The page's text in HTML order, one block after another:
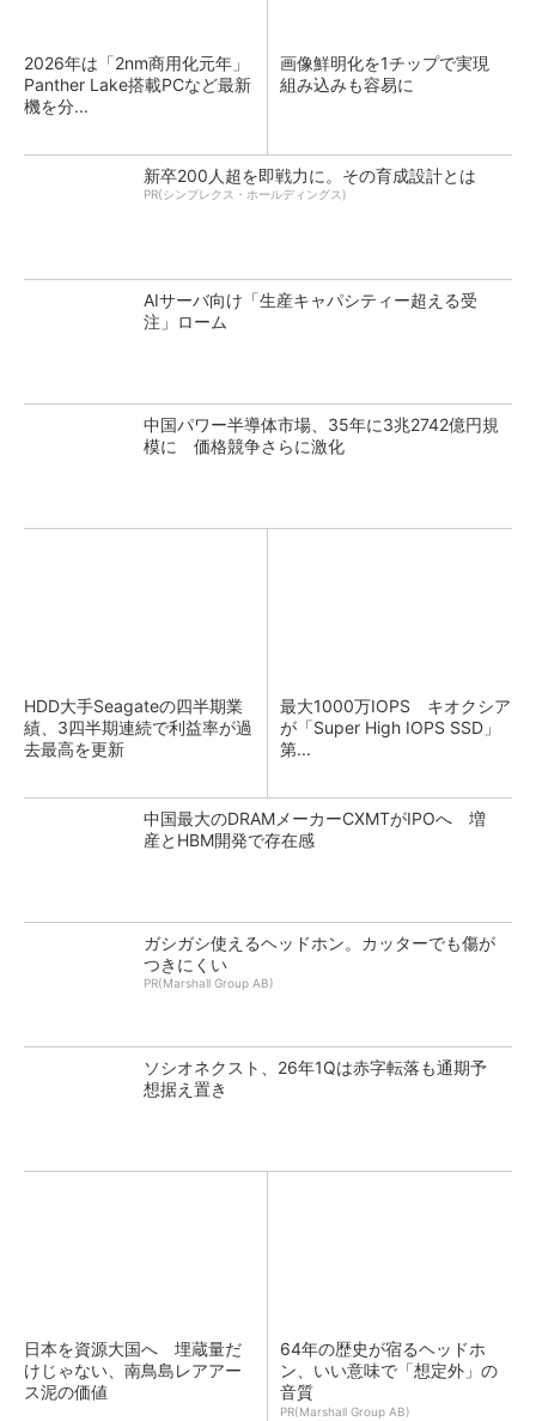
2026年は「2nm商用化元年」
Panther Lake搭載PCなど最新
機を分...
画像鮮明化を1チップで実現
組み込みも容易に
新卒200人超を即戦力に。その育成設計とは
PR(シンプレクス・ホールディングス)
AIサーバ向け「生産キャパシティー超える受
注」ローム
中国パワー半導体市場、35年に3兆2742億円規
模に 価格競争さらに激化
HDD大手Seagateの四半期業
績、3四半期連続で利益率が過
去最高を更新
最大1000万IOPS キオクシア
が「Super High IOPS SSD」
第...
中国最大のDRAMメーカーCXMTがIPOへ 増
産とHBM開発で存在感
ガシガシ使えるヘッドホン。カッターでも傷が
つきにくい
PR(Marshall Group AB)
ソシオネクスト、26年1Qは赤字転落も通期予
想据え置き
日本を資源大国へ 埋蔵量だ
けじゃない、南鳥島レアアー
ス泥の価値
64年の歴史が宿るヘッドホ
ン、いい意味で「想定外」の
音質
PR(Marshall Group AB)